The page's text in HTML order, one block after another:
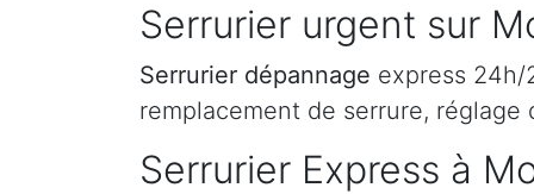
Serrurier urgent sur
Serrurier dépannage express
remplacement de serrure,
Serrurier Express à